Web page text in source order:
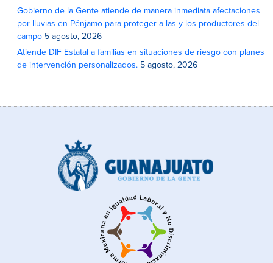
Gobierno de la Gente atiende de manera inmediata afectaciones
por lluvias en Pénjamo para proteger a las y los productores del
campo 5 agosto, 2026
Atiende DIF Estatal a familias en situaciones de riesgo con planes
de intervención personalizados. 5 agosto, 2026